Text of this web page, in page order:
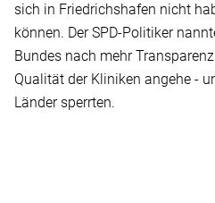
sich in Friedrichshafen nicht
können. Der SPD-Politiker
Bundes nach mehr
Qualität der Kliniken angehe -
Länder sperrten.